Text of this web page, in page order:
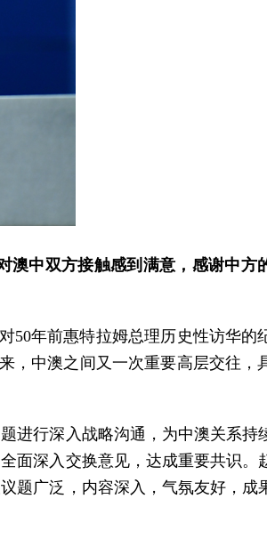
澳中双方接触感到满意，感谢中方
50年前惠特拉姆总理历史性访华的
，中澳之间又一次重要高层交往，
进行深入战略沟通，为中澳关系持
面深入交换意见，达成重要共识。
题广泛，内容深入，气氛友好，成